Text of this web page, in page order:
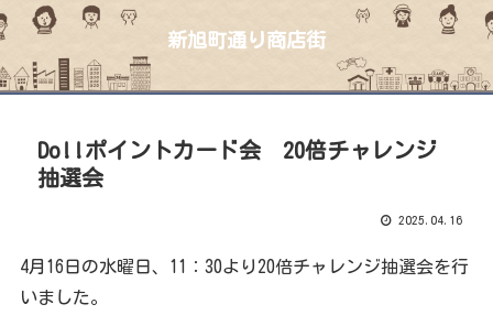
新旭町通り商店街
Do!!ポイントカード会 20倍チャレンジ
抽選会
2025.04.16
4月16日の水曜日、11：30より20倍チャレンジ抽選会を行
いました。